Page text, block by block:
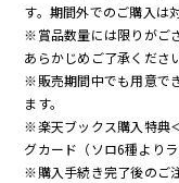
す。期間外でのご購入は
※賞品数量には限りがご
あらかじめご了承くださ
※販売期間中でも用意で
ます。
※楽天ブックス購入特典
グカード（ソロ6種より
※購入手続き完了後のご